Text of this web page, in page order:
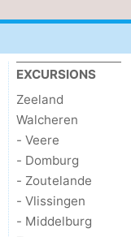
EXCURSIONS
Zeeland
Walcheren
- Veere
- Domburg
- Zoutelande
- Vlissingen
- Middelburg